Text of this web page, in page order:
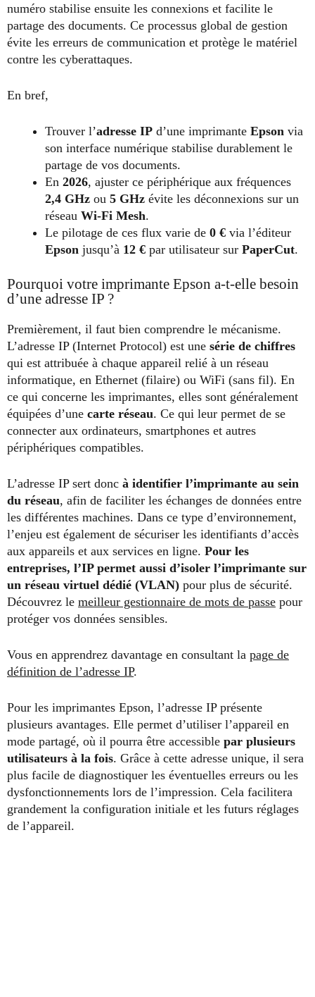
numéro stabilise ensuite les connexions et facilite le
partage des documents. Ce processus global de gestion
évite les erreurs de communication et protège le matériel
contre les cyberattaques.
En bref,
Trouver l’adresse IP d’une imprimante Epson via
son interface numérique stabilise durablement le
partage de vos documents.
En 2026, ajuster ce périphérique aux fréquences
2,4 GHz ou 5 GHz évite les déconnexions sur un
réseau Wi-Fi Mesh.
Le pilotage de ces flux varie de 0 € via l’éditeur
Epson jusqu’à 12 € par utilisateur sur PaperCut.
Pourquoi votre imprimante Epson a-t-elle besoin
d’une adresse IP ?
Premièrement, il faut bien comprendre le mécanisme.
L’adresse IP (Internet Protocol) est une série de chiffres
qui est attribuée à chaque appareil relié à un réseau
informatique, en Ethernet (filaire) ou WiFi (sans fil). En
ce qui concerne les imprimantes, elles sont généralement
équipées d’une carte réseau. Ce qui leur permet de se
connecter aux ordinateurs, smartphones et autres
périphériques compatibles.
L’adresse IP sert donc à identifier l’imprimante au sein
du réseau, afin de faciliter les échanges de données entre
les différentes machines. Dans ce type d’environnement,
l’enjeu est également de sécuriser les identifiants d’accès
aux appareils et aux services en ligne. Pour les
entreprises, l’IP permet aussi d’isoler l’imprimante sur
un réseau virtuel dédié (VLAN) pour plus de sécurité.
Découvrez le meilleur gestionnaire de mots de passe pour
protéger vos données sensibles.
Vous en apprendrez davantage en consultant la page de
définition de l’adresse IP.
Pour les imprimantes Epson, l’adresse IP présente
plusieurs avantages. Elle permet d’utiliser l’appareil en
mode partagé, où il pourra être accessible par plusieurs
utilisateurs à la fois. Grâce à cette adresse unique, il sera
plus facile de diagnostiquer les éventuelles erreurs ou les
dysfonctionnements lors de l’impression. Cela facilitera
grandement la configuration initiale et les futurs réglages
de l’appareil.